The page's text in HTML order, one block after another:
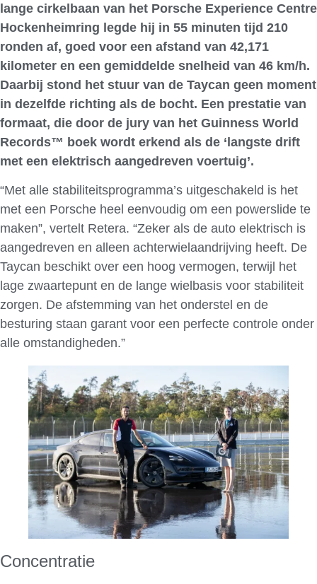
lange cirkelbaan van het Porsche Experience Centre
Hockenheimring legde hij in 55 minuten tijd 210
ronden af, goed voor een afstand van 42,171
kilometer en een gemiddelde snelheid van 46 km/h.
Daarbij stond het stuur van de Taycan geen moment
in dezelfde richting als de bocht. Een prestatie van
formaat, die door de jury van het Guinness World
Records™ boek wordt erkend als de ‘langste drift
met een elektrisch aangedreven voertuig’.
“Met alle stabiliteitsprogramma’s uitgeschakeld is het
met een Porsche heel eenvoudig om een powerslide te
maken”, vertelt Retera. “Zeker als de auto elektrisch is
aangedreven en alleen achterwielaandrijving heeft. De
Taycan beschikt over een hoog vermogen, terwijl het
lage zwaartepunt en de lange wielbasis voor stabiliteit
zorgen. De afstemming van het onderstel en de
besturing staan garant voor een perfecte controle onder
alle omstandigheden.”
Concentratie